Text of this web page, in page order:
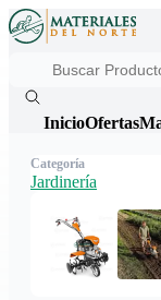
InicioOfertas
Categoría
Jardinería